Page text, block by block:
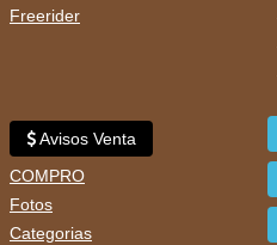
Freerider
Avisos Venta
COMPRO
Fotos
Categorias